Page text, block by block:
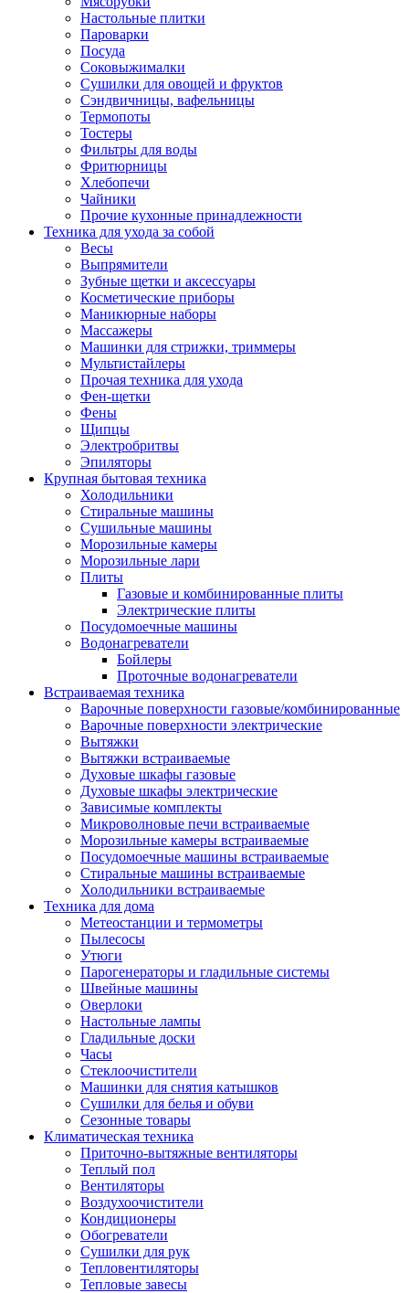
Зависимые комплекты
Посудомоечные машины встраиваемые
Стиральные машины встраиваемые
Холодильники встраиваемые
Техника для дома
Пылесосы
Утюги
Оверлоки
Настольные лампы
Часы
Стеклоочистители
Машинки для снятия катышков
Сушилки для белья и обуви
Климатическая техника
Приточно-вытяжные вентиляторы
Теплый пол
Обогреватели
Тепловентиляторы
Тепловые завесы
Тепловые пушки
Увлажнители
Радиаторы
Медицинская техника
Назальные аспираторы
Стетоскопы
Термометры
Тонометры
Электрические грелки
Аудио-видео техника
Аксессуары для аудио-видео техники
Кабели для аудио и видео
Кронштейны для акустики
Магнитолы
Музыкальные центры
Диктофоны
Домашние кинотеатры
Игровые приставки и аксессуары
Аксессуары к игровым
Музыкальные инструменты
Аксессуары эми
Ди-джейское оборудование
Плееры blu-ray и dvd
Проекционное оборудование
Аксессуары для проекционного
Интерактивные доски
Кронштейны для проекторов
Проекторы
Экраны
Магнитно-маркерные доски
Радиобудильники
Радиоприемники
Саундбары
Системы и компоненты hi-fi
Компоненты hi-fi
Плееры и аксессуары
Плееры
Фото и видеокамеры
Настольные плитки
Пароварки
Посуда
Соковыжималки
Сушилки для овощей и фруктов
Сэндвичницы, вафельницы
Термопоты
Тостеры
Фильтры для воды
Фритюрницы
Хлебопечи
Чайники
Прочие кухонные принадлежности
Техника для ухода за собой
Весы
Выпрямители
Зубные щетки и аксессуары
Косметические приборы
Маникюрные наборы
Массажеры
Машинки для стрижки, триммеры
Мультистайлеры
Прочая техника для ухода
Фен-щетки
Фены
Щипцы
Электробритвы
Эпиляторы
Крупная бытовая техника
Холодильники
Стиральные машины
Сушильные машины
Морозильные камеры
Морозильные лари
Плиты
Газовые и комбинированные плиты
Электрические плиты
Посудомоечные машины
Водонагреватели
Бойлеры
Проточные водонагреватели
Встраиваемая техника
Варочные поверхности газовые/комбинированные
Варочные поверхности электрические
Вытяжки
Вытяжки встраиваемые
Духовые шкафы газовые
Духовые шкафы электрические
Зависимые комплекты
Микроволновые печи встраиваемые
Морозильные камеры встраиваемые
Посудомоечные машины встраиваемые
Стиральные машины встраиваемые
Холодильники встраиваемые
Техника для дома
Метеостанции и термометры
Пылесосы
Утюги
Парогенераторы и гладильные системы
Швейные машины
Оверлоки
Настольные лампы
Гладильные доски
Часы
Стеклоочистители
Машинки для снятия катышков
Сушилки для белья и обуви
Сезонные товары
Климатическая техника
Приточно-вытяжные вентиляторы
Теплый пол
Вентиляторы
Воздухоочистители
Кондиционеры
Обогреватели
Сушилки для рук
Тепловентиляторы
Тепловые завесы